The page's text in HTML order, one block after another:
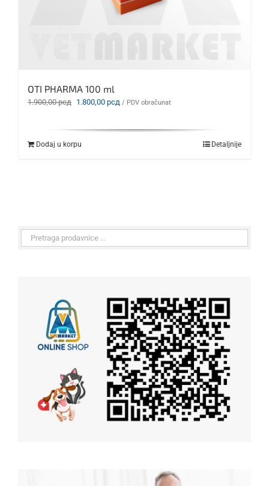
OTI PHARMA 100 ml
1.900,00рсд Originalna
1.900,00 рсд.
1.800,00 рсд Trenutna
/ PDV obračunat
Dodaj u korpu Detaljnije